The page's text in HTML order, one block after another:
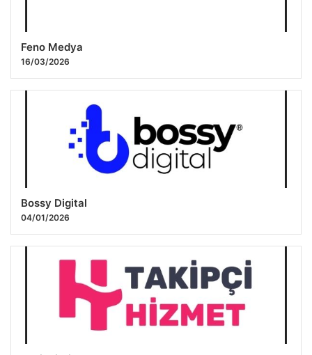
Feno Medya
16/03/2026
Bossy Digital
04/01/2026